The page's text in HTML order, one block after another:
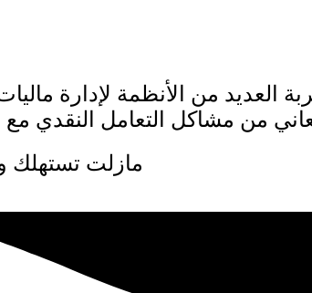
العديد من الأنظمة لإدارة
من مشاكل التعامل النقدي
مازلت تستهلك